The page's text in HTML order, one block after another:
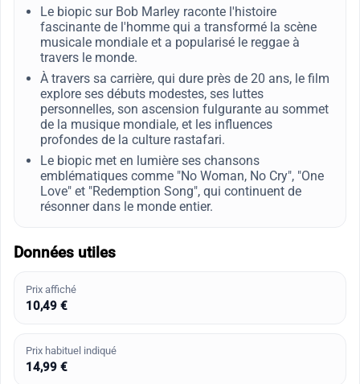
Le biopic sur Bob Marley raconte l'histoire
fascinante de l'homme qui a transformé la scène
musicale mondiale et a popularisé le reggae à
travers le monde.
À travers sa carrière, qui dure près de 20 ans, le film
explore ses débuts modestes, ses luttes
personnelles, son ascension fulgurante au sommet
de la musique mondiale, et les influences
profondes de la culture rastafari.
Le biopic met en lumière ses chansons
emblématiques comme "No Woman, No Cry", "One
Love" et "Redemption Song", qui continuent de
résonner dans le monde entier.
Données utiles
Prix affiché
10,49 €
Prix habituel indiqué
14,99 €